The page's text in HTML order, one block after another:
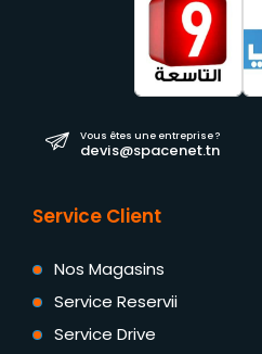
Vous êtes une entreprise ?
devis@spacenet.tn
Service Client
Nos Magasins
Service Reservii
Service Drive